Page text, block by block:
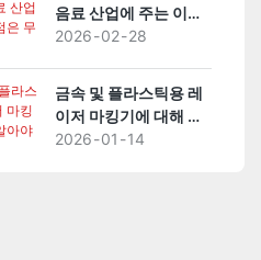
음료 산업에 주는 이점
은 무엇일까요?
2026 02 28
금속 및 플라스틱용 레
이저 마킹기에 대해 알
아야 할 모든 것
2026 01 14